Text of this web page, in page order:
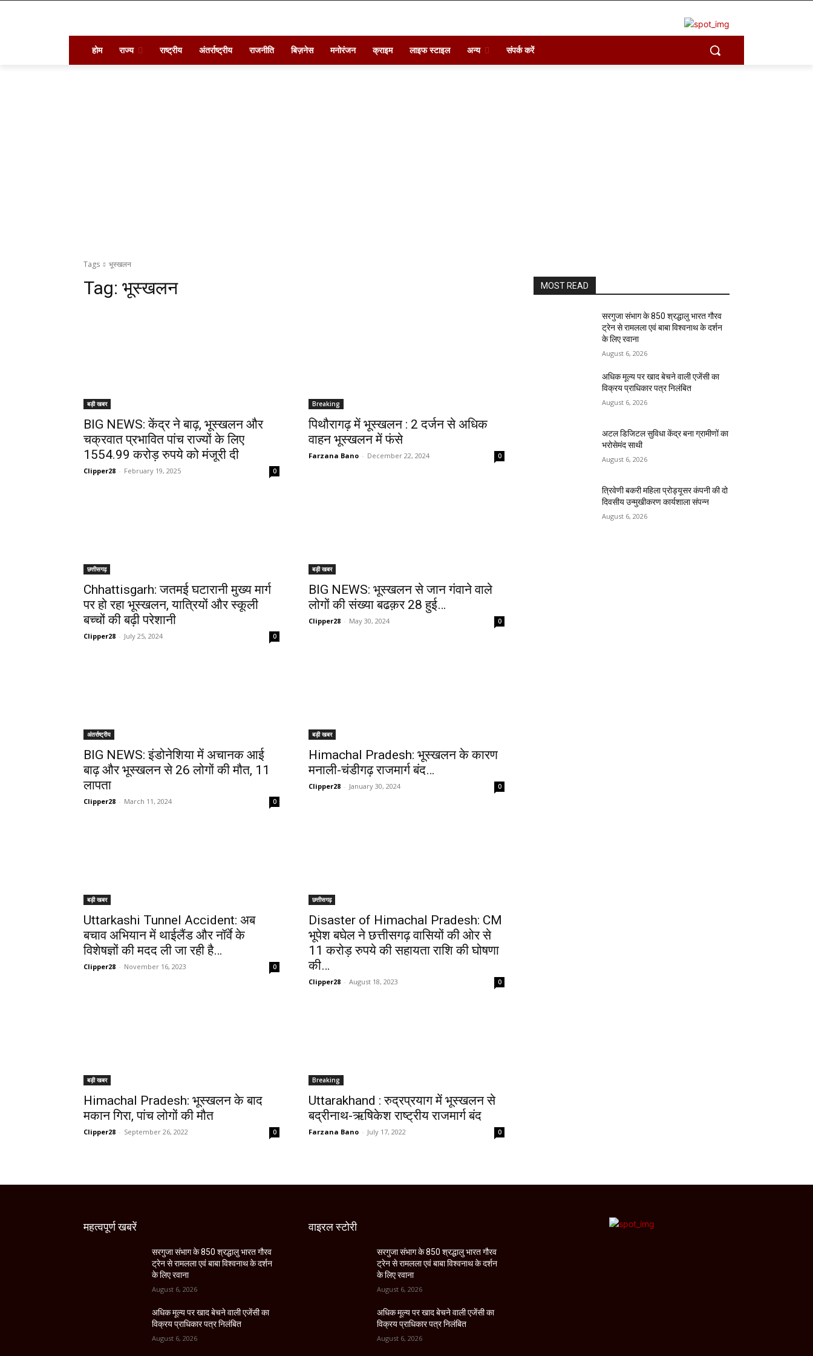
होम राज्य राष्ट्रीय अंतर्राष्ट्रीय राजनीति बिज़नेस मनोरंजन क्राइम लाइफ स्टाइल अन्य संपर्क करें
Tags भूस्खलन
Tag: भूस्खलन
बड़ी खबर
BIG NEWS: केंद्र ने बाढ़, भूस्खलन और
चक्रवात प्रभावित पांच राज्यों के लिए
1554.99 करोड़ रुपये को मंजूरी दी
Clipper28 - February 19, 2025 0
Breaking
पिथौरागढ़ में भूस्खलन : 2 दर्जन से अधिक
वाहन भूस्खलन में फंसे
Farzana Bano - December 22, 2024 0
छत्तीसगढ़
Chhattisgarh: जतमई घटारानी मुख्य मार्ग
पर हो रहा भूस्खलन, यात्रियों और स्कूली
बच्चों की बढ़ी परेशानी
Clipper28 - July 25, 2024 0
बड़ी खबर
BIG NEWS: भूस्खलन से जान गंवाने वाले
लोगों की संख्या बढक़र 28 हुई…
Clipper28 - May 30, 2024 0
अंतर्राष्ट्रीय
BIG NEWS: इंडोनेशिया में अचानक आई
बाढ़ और भूस्खलन से 26 लोगों की मौत, 11
लापता
Clipper28 - March 11, 2024 0
बड़ी खबर
Himachal Pradesh: भूस्खलन के कारण
मनाली-चंडीगढ़ राजमार्ग बंद…
Clipper28 - January 30, 2024 0
बड़ी खबर
Uttarkashi Tunnel Accident: अब
बचाव अभियान में थाईलैंड और नॉर्वे के
विशेषज्ञों की मदद ली जा रही है…
Clipper28 - November 16, 2023 0
छत्तीसगढ़
Disaster of Himachal Pradesh: CM
भूपेश बघेल ने छत्तीसगढ़ वासियों की ओर से
11 करोड़ रुपये की सहायता राशि की घोषणा
की…
Clipper28 - August 18, 2023 0
बड़ी खबर
Himachal Pradesh: भूस्खलन के बाद
मकान गिरा, पांच लोगों की मौत
Clipper28 - September 26, 2022 0
Breaking
Uttarakhand : रुद्रप्रयाग में भूस्खलन से
बद्रीनाथ-ऋषिकेश राष्ट्रीय राजमार्ग बंद
Farzana Bano - July 17, 2022 0
MOST READ
सरगुजा संभाग के 850 श्रद्धालु भारत गौरव
ट्रेन से रामलला एवं बाबा विश्वनाथ के दर्शन
के लिए रवाना
August 6, 2026
अधिक मूल्य पर खाद बेचने वाली एजेंसी का
विक्रय प्राधिकार पत्र निलंबित
August 6, 2026
अटल डिजिटल सुविधा केंद्र बना ग्रामीणों का
भरोसेमंद साथी
August 6, 2026
त्रिवेणी बकरी महिला प्रोड्यूसर कंपनी की दो
दिवसीय उन्मुखीकरण कार्यशाला संपन्न
August 6, 2026
महत्वपूर्ण खबरें
सरगुजा संभाग के 850 श्रद्धालु भारत गौरव
ट्रेन से रामलला एवं बाबा विश्वनाथ के दर्शन
के लिए रवाना
August 6, 2026
अधिक मूल्य पर खाद बेचने वाली एजेंसी का
विक्रय प्राधिकार पत्र निलंबित
August 6, 2026
वाइरल स्टोरी
सरगुजा संभाग के 850 श्रद्धालु भारत गौरव
ट्रेन से रामलला एवं बाबा विश्वनाथ के दर्शन
के लिए रवाना
August 6, 2026
अधिक मूल्य पर खाद बेचने वाली एजेंसी का
विक्रय प्राधिकार पत्र निलंबित
August 6, 2026